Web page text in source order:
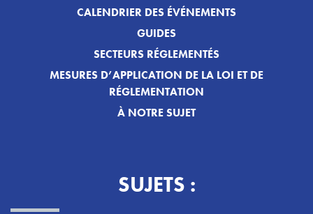
CALENDRIER DES ÉVÉNEMENTS
GUIDES
SECTEURS RÉGLEMENTÉS
MESURES D’APPLICATION DE LA LOI ET DE
RÉGLEMENTATION
À NOTRE SUJET
SUJETS :